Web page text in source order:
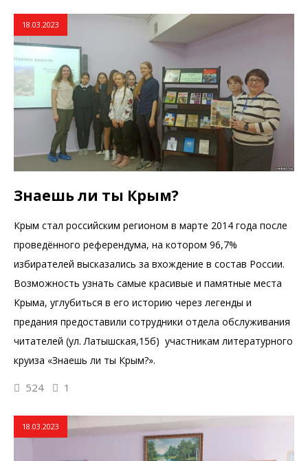
18.03.2023
Знаешь ли ты Крым?
Крым стал российским регионом в марте 2014 года после
проведённого референдума, на котором 96,7%
избирателей высказались за вхождение в состав России.
Возможность узнать самые красивые и памятные места
Крыма, углубиться в его историю через легенды и
предания предоставили сотрудники отдела обслуживания
читателей (ул. Латышская,15б) участникам литературного
круиза «Знаешь ли ты Крым?».
524 1
18.03.2023